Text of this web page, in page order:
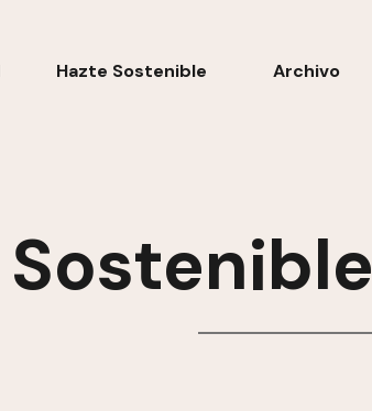
Hazte Sostenible Archivo